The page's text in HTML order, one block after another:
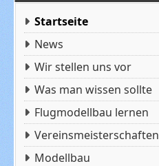
Startseite
News
Wir stellen uns vor
Was man wissen sollte
Flugmodellbau lernen
Vereinsmeisterschaften
Modellbau